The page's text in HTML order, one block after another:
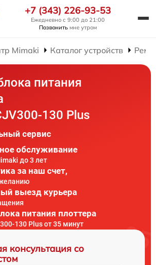
+7 (343) 226-93-53
Ежедневно с 9:00 до 21:00
Позвонить мне утром
Mimaki Каталог устройств
питания
130 Plus
сервис
обслуживание
до 3 лет
за наш счет,
выезд курьера
питания плоттера
130 Plus от 35 минут
консультация со